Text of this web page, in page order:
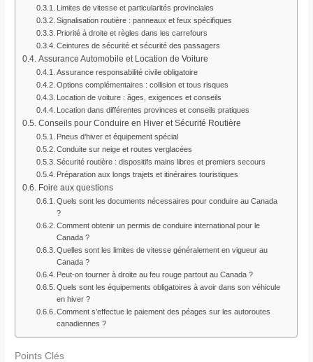
Limites de vitesse et particularités provinciales
Signalisation routière : panneaux et feux spécifiques
Priorité à droite et règles dans les carrefours
Ceintures de sécurité et sécurité des passagers
Assurance Automobile et Location de Voiture
Assurance responsabilité civile obligatoire
Options complémentaires : collision et tous risques
Location de voiture : âges, exigences et conseils
Location dans différentes provinces et conseils pratiques
Conseils pour Conduire en Hiver et Sécurité Routière
Pneus d’hiver et équipement spécial
Conduite sur neige et routes verglacées
Sécurité routière : dispositifs mains libres et premiers secours
Préparation aux longs trajets et itinéraires touristiques
Foire aux questions
Quels sont les documents nécessaires pour conduire au Canada
?
Comment obtenir un permis de conduire international pour le
Canada ?
Quelles sont les limites de vitesse généralement en vigueur au
Canada ?
Peut-on tourner à droite au feu rouge partout au Canada ?
Quels sont les équipements obligatoires à avoir dans son véhicule
en hiver ?
Comment s’effectue le paiement des péages sur les autoroutes
canadiennes ?
Points Clés